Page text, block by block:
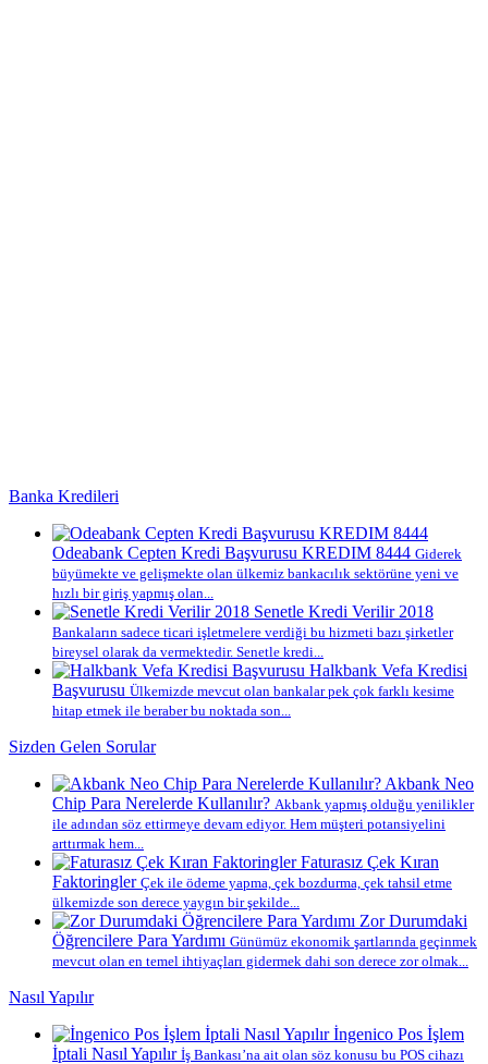
Banka Kredileri
Odeabank Cepten Kredi Başvurusu KREDIM 8444 Giderek
büyümekte ve gelişmekte olan ülkemiz bankacılık sektörüne yeni ve
hızlı bir giriş yapmış olan...
Senetle Kredi Verilir 2018
Bankaların sadece ticari işletmelere verdiği bu hizmeti bazı şirketler
bireysel olarak da vermektedir. Senetle kredi...
Halkbank Vefa Kredisi
Başvurusu Ülkemizde mevcut olan bankalar pek çok farklı kesime
hitap etmek ile beraber bu noktada son...
Sizden Gelen Sorular
Akbank Neo
Chip Para Nerelerde Kullanılır? Akbank yapmış olduğu yenilikler
ile adından söz ettirmeye devam ediyor. Hem müşteri potansiyelini
arttırmak hem...
Faturasız Çek Kıran
Faktoringler Çek ile ödeme yapma, çek bozdurma, çek tahsil etme
ülkemizde son derece yaygın bir şekilde...
Zor Durumdaki
Öğrencilere Para Yardımı Günümüz ekonomik şartlarında geçinmek
mevcut olan en temel ihtiyaçları gidermek dahi son derece zor olmak...
Nasıl Yapılır
İngenico Pos İşlem
İptali Nasıl Yapılır İş Bankası’na ait olan söz konusu bu POS cihazı